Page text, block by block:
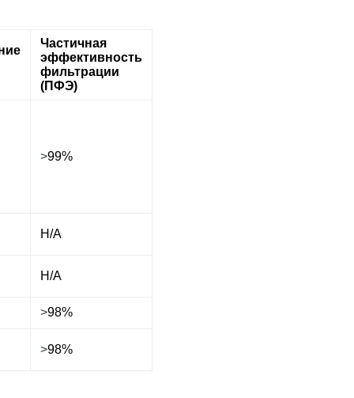
Частичная
эффективность
фильтрации
(ПФЭ)
>99%
Н/А
Н/А
>98%
>98%